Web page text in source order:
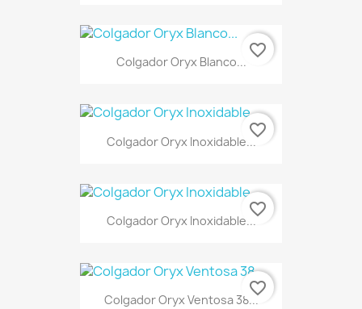
Colgador Oryx Blanco...
favorite_border
Colgador Oryx Inoxidable...
favorite_border
Colgador Oryx Inoxidable...
favorite_border
Colgador Oryx Ventosa 38...
favorite_border